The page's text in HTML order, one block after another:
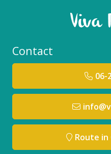
Contact
06-
Route in